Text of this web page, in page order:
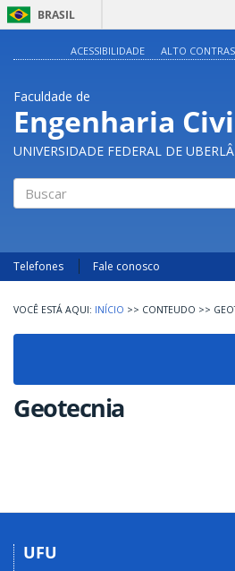
BRASIL
ACESSIBILIDADE ALTO
Faculdade de
Engenharia
UNIVERSIDADE FEDERAL DE
Telefones Fale conosco
INÍCIO >> CONTEUDO >>
Geotecnia
UFU